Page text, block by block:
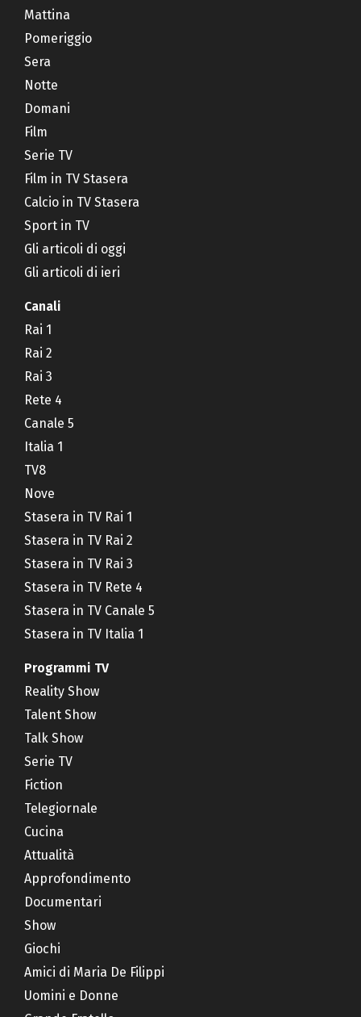
Mattina
Pomeriggio
Sera
Notte
Domani
Film
Serie TV
Film in TV Stasera
Calcio in TV Stasera
Sport in TV
Gli articoli di oggi
Gli articoli di ieri
Canali
Rai 1
Rai 2
Rai 3
Rete 4
Canale 5
Italia 1
TV8
Nove
Stasera in TV Rai 1
Stasera in TV Rai 2
Stasera in TV Rai 3
Stasera in TV Rete 4
Stasera in TV Canale 5
Stasera in TV Italia 1
Programmi TV
Reality Show
Talent Show
Talk Show
Serie TV
Fiction
Telegiornale
Cucina
Attualità
Approfondimento
Documentari
Show
Giochi
Amici di Maria De Filippi
Uomini e Donne